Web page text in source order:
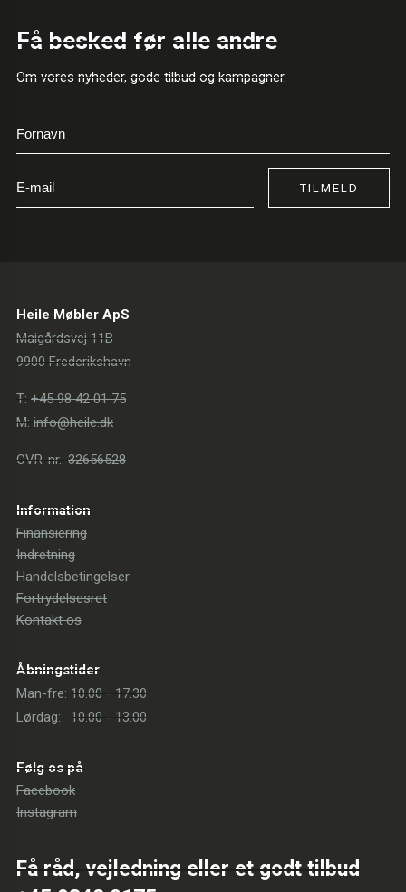
Få besked før alle andre
Om vores nyheder, gode tilbud og kampagner.
TILMELD
Heile Møbler ApS
Maigårdsvej 11B
9900 Frederikshavn
T: +45 98 42 01 75
M: info@heile.dk
CVR-nr.: 32656528
Information
Finansiering
Indretning
Handelsbetingelser
Fortrydelsesret
Kontakt os
Åbningstider
Man-fre: 10.00 - 17.30
Lørdag:
10.00 - 13.00
Følg os på
Facebook
Instagram
Få råd, vejledning eller et godt tilbud